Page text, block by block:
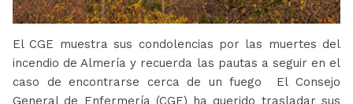
El CGE muestra sus condolencias por las muertes del
incendio de Almería y recuerda las pautas a seguir en el
caso de encontrarse cerca de un fuego El Consejo
General de Enfermería (CGE) ha querido trasladar sus